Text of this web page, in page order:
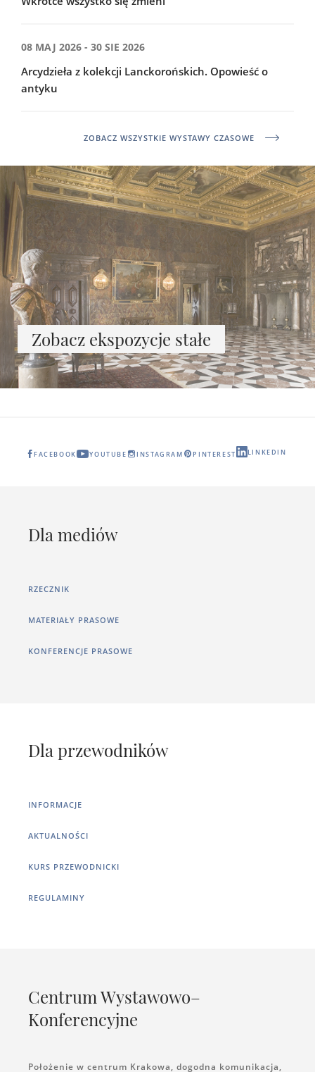
08 MAJ 2026 - 30 SIE 2026
Arcydzieła z kolekcji Lanckorońskich. Opowieść o
antyku
ZOBACZ WSZYSTKIE WYSTAWY CZASOWE
Zobacz ekspozycje stałe
FACEBOOK YOUTUBE INSTAGRAM PINTEREST LINKEDIN
Dla mediów
RZECZNIK
MATERIAŁY PRASOWE
KONFERENCJE PRASOWE
Dla przewodników
INFORMACJE
AKTUALNOŚCI
KURS PRZEWODNICKI
REGULAMINY
Centrum Wystawowo–
Konferencyjne
Położenie w centrum Krakowa, dogodna komunikacja,